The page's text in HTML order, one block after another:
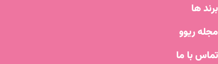
برند ها
مجله ریوو
تماس با ما